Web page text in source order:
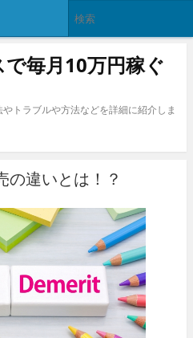
毎月10万円稼ぐ
トラブルや方法などを詳細に紹介しま
の違いとは！？